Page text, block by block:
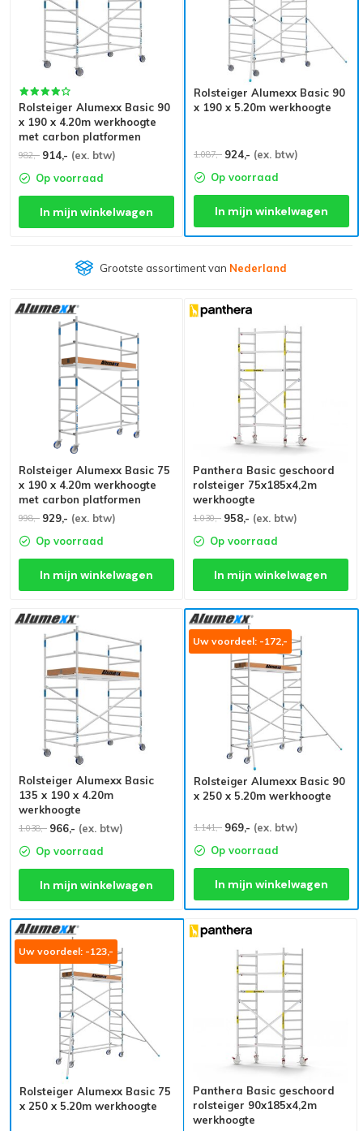
Rolsteiger Alumexx Basic 90
x 190 x 4.20m werkhoogte
met carbon platformen
982,- 914,- (ex. btw)
Op voorraad
In mijn winkelwagen
Rolsteiger Alumexx Basic 90
x 190 x 5.20m werkhoogte
1.087,- 924,- (ex. btw)
Op voorraad
In mijn winkelwagen
Grootste assortiment van Nederland
Rolsteiger Alumexx Basic 75
x 190 x 4.20m werkhoogte
met carbon platformen
998,- 929,- (ex. btw)
Op voorraad
In mijn winkelwagen
Panthera Basic geschoord
rolsteiger 75x185x4,2m
werkhoogte
1.030,- 958,- (ex. btw)
Op voorraad
In mijn winkelwagen
Rolsteiger Alumexx Basic
135 x 190 x 4.20m
werkhoogte
1.038,- 966,- (ex. btw)
Op voorraad
In mijn winkelwagen
Uw voordeel: -172,-
Rolsteiger Alumexx Basic 90
x 250 x 5.20m werkhoogte
1.141,- 969,- (ex. btw)
Op voorraad
In mijn winkelwagen
Uw voordeel: -123,-
Rolsteiger Alumexx Basic 75
x 250 x 5.20m werkhoogte
Panthera Basic geschoord
rolsteiger 90x185x4,2m
werkhoogte